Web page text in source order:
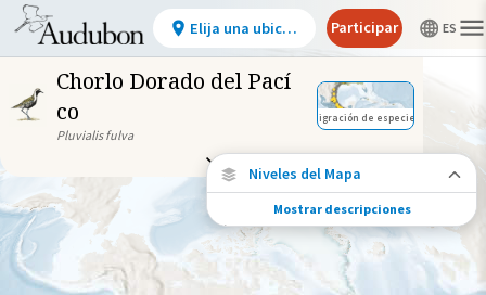
Chorlo Dorado del Pací
co
Pluvialis fulva
Migración de especies
Niveles del Mapa
Conexiones de especies
Elija cualquier ubicación en el mapa para
ver dónde más se han vuelto a encontrar
aves marcadas de esta especie.
Mostrar descripciones
Elija una ubicación Participar